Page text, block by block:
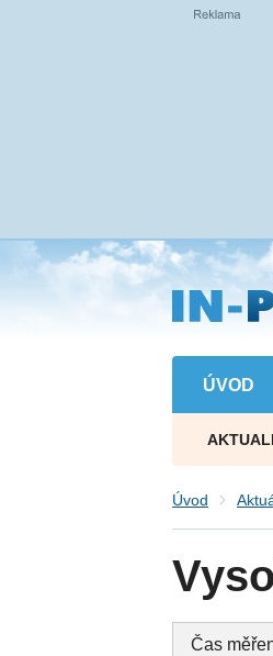
Přejít
na
hlavní
obsah
ÚVOD
Úvod
Čas